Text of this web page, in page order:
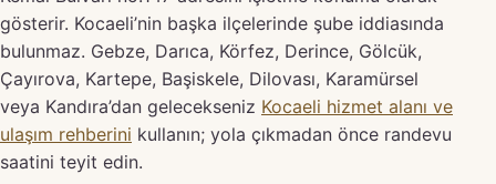
gösterir. Kocaeli’nin başka ilçelerinde şube iddiasında
bulunmaz. Gebze, Darıca, Körfez, Derince, Gölcük,
Çayırova, Kartepe, Başiskele, Dilovası, Karamürsel
veya Kandıra’dan gelecekseniz Kocaeli hizmet alanı ve
ulaşım rehberini kullanın; yola çıkmadan önce randevu
saatini teyit edin.